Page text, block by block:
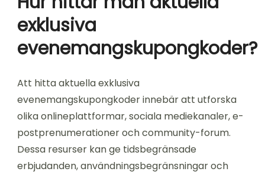
exklusiva
evenemangskupongkoder?
Att hitta aktuella exklusiva
evenemangskupongkoder innebär att utforska
olika onlineplattformar, sociala mediekanaler, e-
postprenumerationer och community-forum.
Dessa resurser kan ge tidsbegränsade
erbjudanden, användningsbegränsningar och